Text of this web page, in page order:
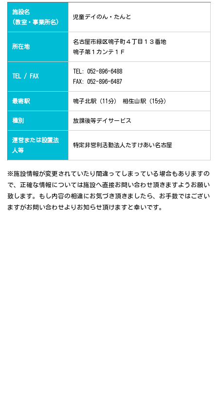
施設名
(教室・事業所名)
児童デイのん・たんと
所在地
名古屋市緑区鳴子町４丁目１３番地
鳴子第１カンテ１Ｆ
TEL / FAX
TEL: 052-896-6488
FAX: 052-896-6487
最寄駅 鳴子北駅（11分） 相生山駅（15分）
種別 放課後等デイサービス
運営または設置法
人等
特定非営利活動法人たすけあい名古屋
※施設情報が変更されていたり間違ってしまっている場合もありますの
で、正確な情報については施設へ直接お問い合わせ頂きますようお願い
致します。もし内容の相違にお気づき頂きましたら、お手数ではござい
ますがお問い合わせよりお知らせ頂けますと幸いです。